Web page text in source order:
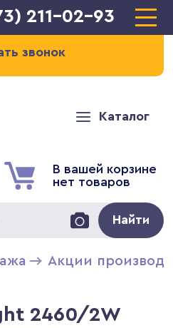
211-02-93
звонок
Каталог
В вашей корзине
нет товаров
Найти
Акции
2460/2W